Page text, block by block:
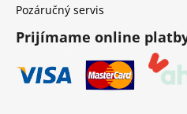
Pozáručný servis
Prijímame online